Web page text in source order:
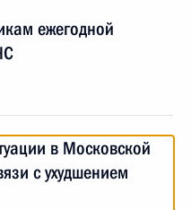
ежегодной
в Московской
с ухудшением